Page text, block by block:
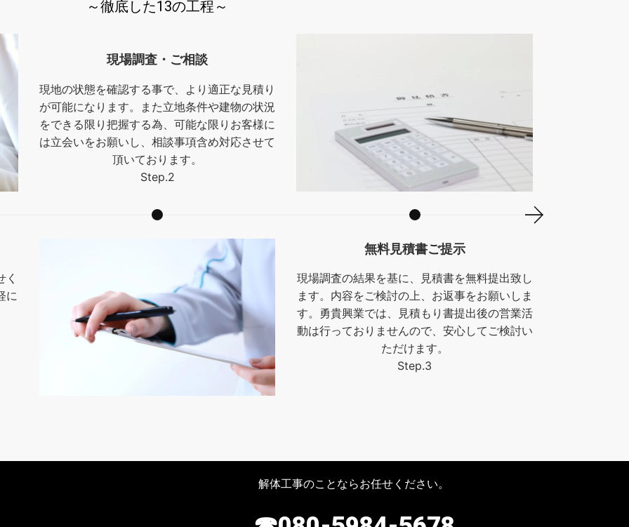
～徹底した13の工程～
に
現場調査・ご相談
現地の状態を確認する事で、より適正な見積り
が可能になります。また立地条件や建物の状況
をできる限り把握する為、可能な限りお客様に
は立会いをお願いし、相談事項含め対応させて
頂いております。
Step.2
無料見積書ご提示
現場調査の結果を基に、見積書を無料提出致し
ます。内容をご検討の上、お返事をお願いしま
す。勇貴興業では、見積もり書提出後の営業活
動は行っておりませんので、安心してご検討い
ただけます。
Step.3
解体工事のことならお任せください。